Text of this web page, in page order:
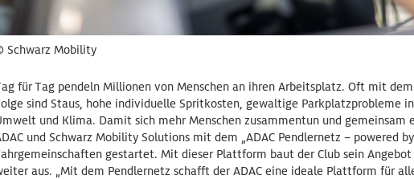
Schwarz Mobility
für Tag pendeln Millionen von Menschen an ihren Arbeitsplatz. Oft mit
sind Staus, hohe individuelle Spritkosten, gewaltige Parkplatzprobleme
und Klima. Damit sich mehr Menschen zusammentun und gemeinsam
und Schwarz Mobility Solutions mit dem „ADAC Pendlernetz – powered
gestartet. Mit dieser Plattform baut der Club sein
aus. „Mit dem Pendlernetz schafft der ADAC eine ideale Plattform für